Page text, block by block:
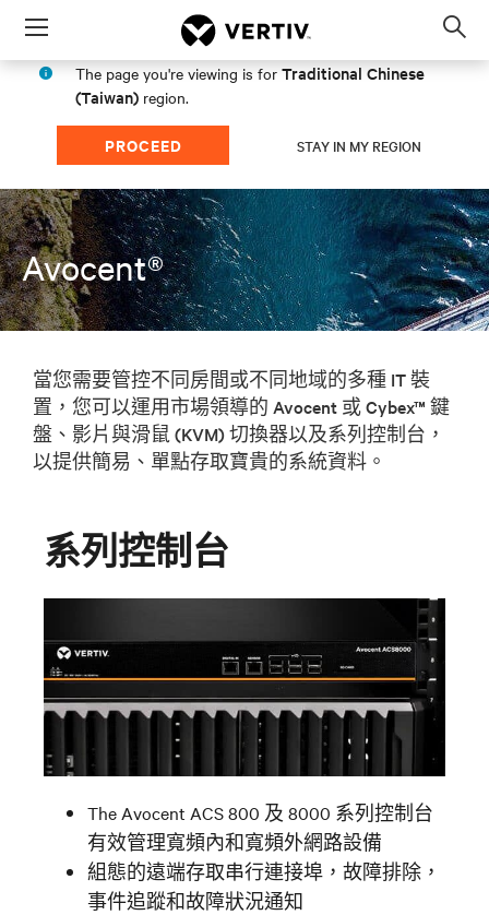
Menu
The page you're viewing is for Traditional Chinese
(Taiwan) region.
PROCEED STAY IN MY REGION
Avocent®
當您需要管控不同房間或不同地域的多種 IT 裝
置，您可以運用市場領導的 Avocent 或 Cybex™ 鍵
盤、影片與滑鼠 (KVM) 切換器以及系列控制台，
以提供簡易、單點存取寶貴的系統資料。
系列控制台
The Avocent ACS 800 及 8000 系列控制台
有效管理寬頻內和寬頻外網路設備
組態的遠端存取串行連接埠，故障排除，
事件追蹤和故障狀況通知